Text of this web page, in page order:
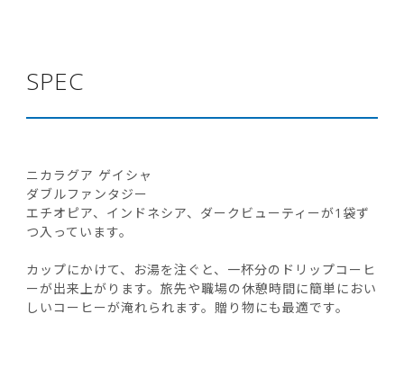
SPEC
ニカラグア ゲイシャ
ダブルファンタジー
エチオピア、インドネシア、ダークビューティーが1袋ず
つ入っています。
カップにかけて、お湯を注ぐと、一杯分のドリップコーヒ
ーが出来上がります。旅先や職場の休憩時間に簡単におい
しいコーヒーが淹れられます。贈り物にも最適です。